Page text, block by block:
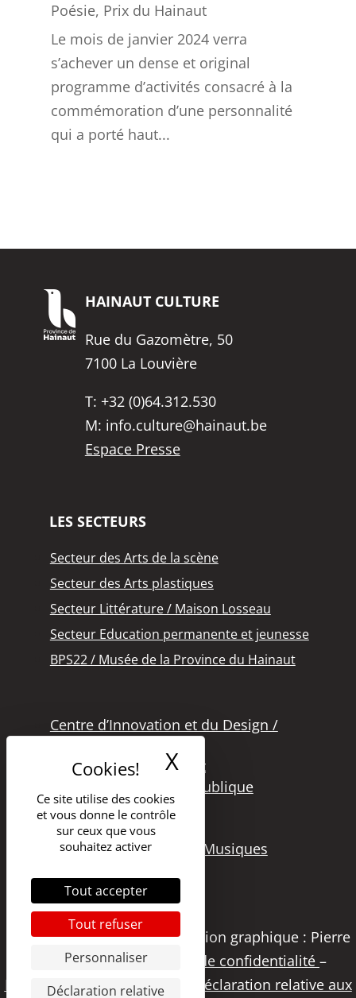
Ce site utilise des cookies
et vous donne le contrôle
sur ceux que vous
souhaitez activer
Tout accepter
Tout refuser
Personnaliser
Déclaration relative
X Masquer le
Poésie, Prix du Hainaut
Le mois de janvier 2024 verra
s’achever un dense et original
programme d’activités consacré à la
commémoration d’une personnalité
qui a porté haut...
HAINAUT CULTURE
Rue du Gazomètre, 50
7100 La Louvière
T: +32 (0)64.312.530
M: info.culture@hainaut.be
Espace Presse
LES SECTEURS
Secteur des Arts de la scène
Secteur des Arts plastiques
Secteur Littérature / Maison Losseau
Secteur Education permanente et jeunesse
BPS22 / Musée de la Province du Hainaut
Centre d’Innovation et du Design /
Office des Métiers d’Art
Secteur de la Lecture Publique
Bibliothèque Langlois
Secteur Cinéma
Secteur Audiovisuel et Musiques
Copyright 2021 – DGSI | Création graphique : Pierre
Papier Studio | Politique de confidentialité –
Déclaration d’accessibilité
Déclaration relative aux